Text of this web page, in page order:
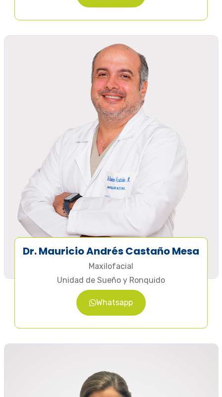
Dr. Mauricio Andrés Castaño Mesa
Maxilofacial
Unidad de Sueño y Ronquido
Whatsapp